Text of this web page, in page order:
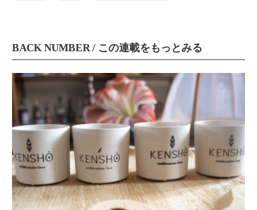
BACK NUMBER / この連載をもっとみる